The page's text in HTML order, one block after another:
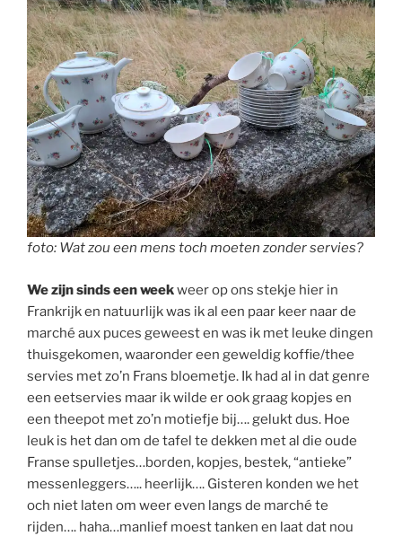
foto: Wat zou een mens toch moeten zonder servies?
We zijn sinds een weekweer op ons stekje hier in
Frankrijk en natuurlijk was ik al een paar keer naar de
marché aux puces geweest en was ik met leuke dingen
thuisgekomen, waaronder een geweldig koffie/thee
servies met zo’n Frans bloemetje. Ik had al in dat genre
een eetservies maar ik wilde er ook graag kopjes en
een theepot met zo’n motiefje bij…. gelukt dus. Hoe
leuk is het dan om de tafel te dekken met al die oude
Franse spulletjes…borden, kopjes, bestek, “antieke”
messenleggers….. heerlijk…. Gisteren konden we het
och niet laten om weer even langs de marché te
rijden…. haha…manlief moest tanken en laat dat nou